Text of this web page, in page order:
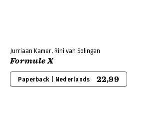
Jurriaan Kamer, Rini van Solingen
Formule X
Paperback | Nederlands 22,99